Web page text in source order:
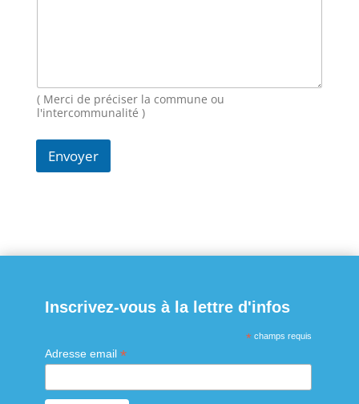
s
a
e
o
( Merci de préciser la commune ou
l'intercommunalité )
Envoyer
Inscrivez-vous à la lettre d'infos
* champs requis
Adresse email *